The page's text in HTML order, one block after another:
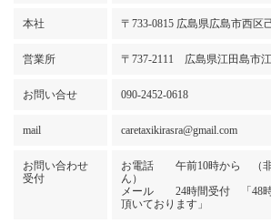
本社 〒733-0815 広島県広島市西区
営業所 〒737-2111 広島県江田島市
お問い合せ 090-2452-0618
mail caretaxikirasra@gmail.com
お問い合わせ
受付
お電話 午前10時から （非
ん）
メール 24時間受付 「48時
頂いております」